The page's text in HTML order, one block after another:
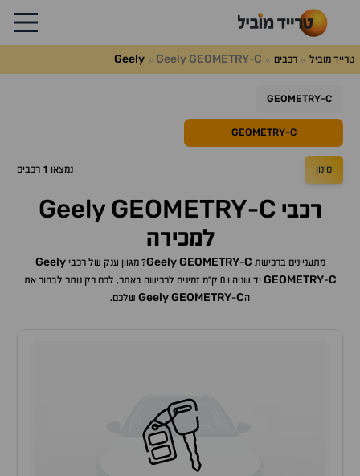
טרייד מוביל רכבים Geely Geely GEOMETRY-C
GEOMETRY-C
GEOMETRY-C
סינון נמצאו 1 רכבים
רכבי Geely GEOMETRY-C
למכירה
מתעניינים ברכישת Geely GEOMETRY-C ? מגוון ענק של רכביGeely
GEOMETRY-C
יד שניה ו 0 ק"מ זמינים לרכישה באתר, לכם רק נותר לבחור את
ה
GeelyGEOMETRY-C שלכם.